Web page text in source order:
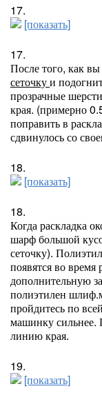
17.
[показать]
17.
После того, как
сеточкуи
прозрачные
края. (примерно
поправить в
сдвинулось со
18.
[показать]
18.
Когда раскладка
шарф большой
сеточку).
появятся во
дополнительную
полиэтилен
пройдитесь по
машинку сильнее.
линию края.
19.
[показать]